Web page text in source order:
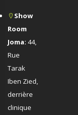
Show
Room
Joma: 44,
Rue
Tarak
Iben Zied,
derrière
clinique